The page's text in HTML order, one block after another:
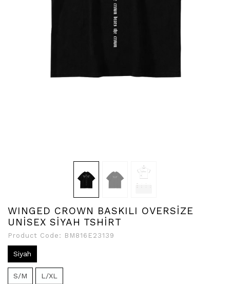
WINGED CROWN BASKILI OVERSİZE
UNİSEX SİYAH TSHİRT
Product Code: BM816E23139
Siyah
S/M L/XL